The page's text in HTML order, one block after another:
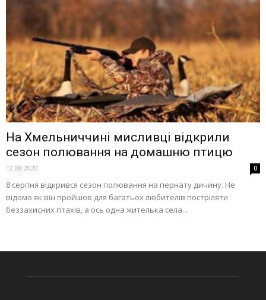
На Хмельниччині мисливці відкрили
сезон полювання на домашню птицю
12.08.2020 0
8 серпня відкрився сезон полювання на пернату дичину. Не
відомо як він пройшов для багатьох любителів постріляти
беззахисних птахів, а ось одна жителька села...